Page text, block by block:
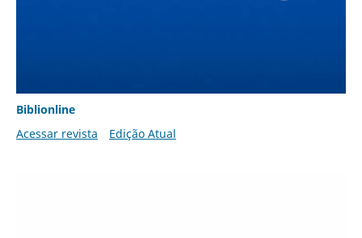
Biblionline
Acessar revista
Edição Atual